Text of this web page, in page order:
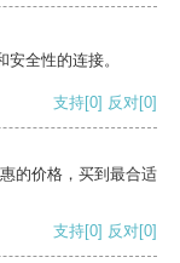
全性的连接。
支持[0] 反对[0]
的价格，买到最合适
支持[0] 反对[0]